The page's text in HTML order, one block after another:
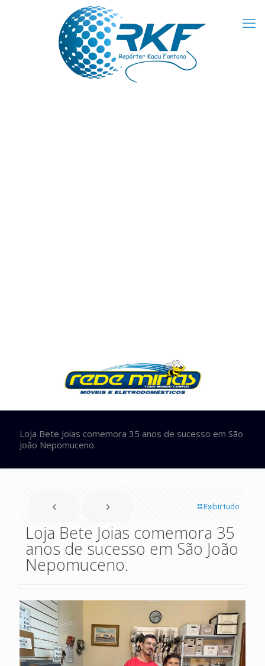
Loja Bete Joias comemora 35 anos de sucesso em São
João Nepomuceno.
Exibir tudo
Loja Bete Joias comemora 35
anos de sucesso em São João
Nepomuceno.